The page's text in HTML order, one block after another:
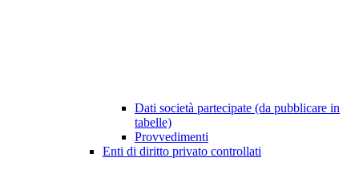
Dati società partecipate (da pubblicare in
tabelle)
Provvedimenti
Enti di diritto privato controllati